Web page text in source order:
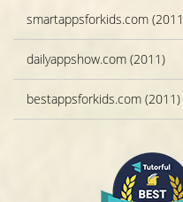
smartappsforkids.com
dailyappshow.com (2011)
bestappsforkids.com (2011)